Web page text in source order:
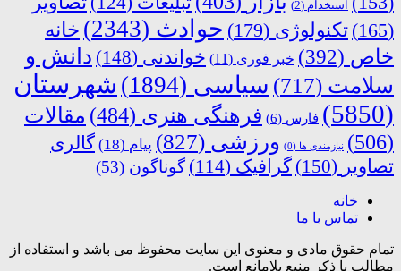
استخدام (2)
(165)
تکنولوژی (179) حوادث (2343)
خانه
خاص (392) خبر فوری (11) خواندنی (148)
دانش و
سلامت (717) سیاسی (1894)
شهرستان
(5850)
فارس (6) فرهنگی هنری (484)
مقالات
(506)
نیازمندی ها (0) ورزشی (827) پیام (18)
گالری
تصاویر (150) گرافیک (114) گوناگون (53)
خانه
تماس با ما
تمام حقوق مادی و معنوی این سایت محفوظ می باشد و استفاده از
مطالب با ذکر منبع بلامانع است.